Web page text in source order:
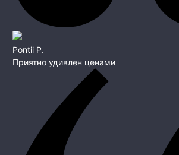
Pontii P.
Приятно удивлен ценами